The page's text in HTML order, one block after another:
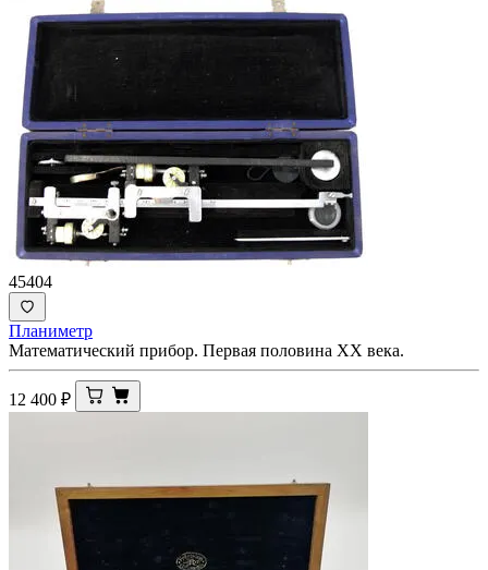
45404
Планиметр
Математический прибор. Первая половина ХХ века.
12 400 ₽